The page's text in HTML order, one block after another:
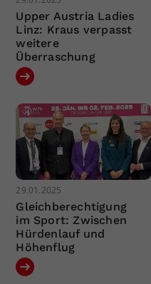
Upper Austria Ladies
Linz: Kraus verpasst
weitere
Überraschung
29.01.2025
Gleichberechtigung
im Sport: Zwischen
Hürdenlauf und
Höhenflug